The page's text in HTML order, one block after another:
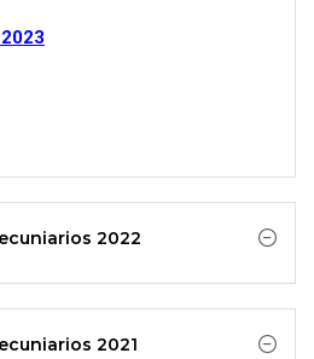
2022
2021